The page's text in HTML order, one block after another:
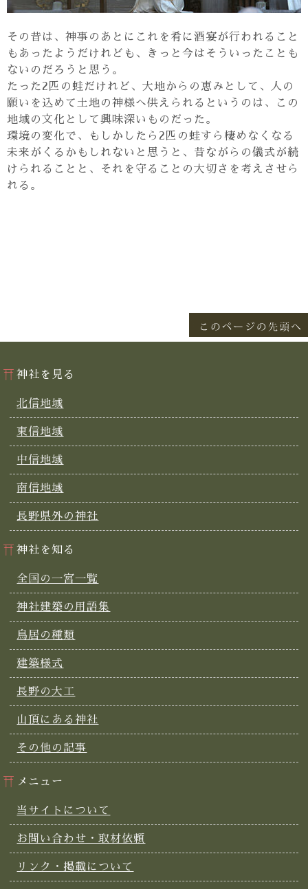
その昔は、神事のあとにこれを肴に酒宴が行われること
もあったようだけれども、きっと今はそういったことも
ないのだろうと思う。
たった2匹の蛙だけれど、大地からの恵みとして、人の
願いを込めて土地の神様へ供えられるというのは、この
地域の文化として興味深いものだった。
環境の変化で、もしかしたら2匹の蛙すら棲めなくなる
未来がくるかもしれないと思うと、昔ながらの儀式が続
けられることと、それを守ることの大切さを考えさせら
れる。
神社を見る
北信地域
東信地域
中信地域
南信地域
長野県外の神社
神社を知る
全国の一宮一覧
神社建築の用語集
鳥居の種類
建築様式
長野の大工
山頂にある神社
その他の記事
メニュー
当サイトについて
お問い合わせ・取材依頼
リンク・掲載について